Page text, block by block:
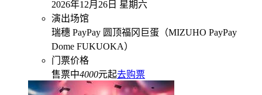
2026年12月26日 星期六
演出场馆
瑞穗 PayPay 圆顶福冈巨蛋（MIZUHO PayPay
Dome FUKUOKA）
门票价格
售票中4000元起去购票